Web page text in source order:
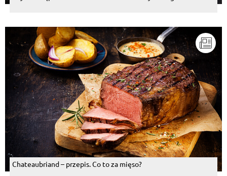
Chateaubriand – przepis. Co to za mięso?